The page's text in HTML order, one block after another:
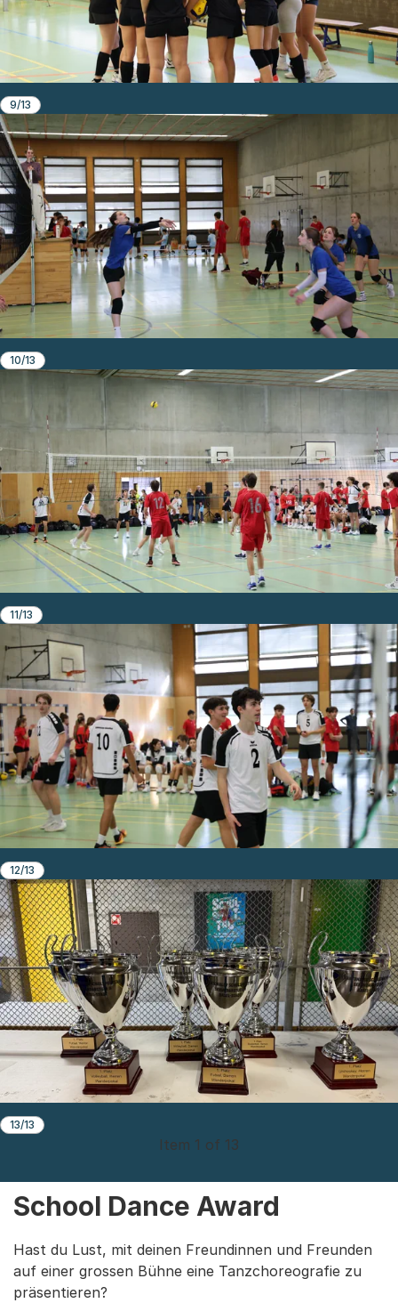
9/13
10/13
11/13
12/13
13/13
Item 1 of 13
School Dance Award
Hast du Lust, mit deinen Freundinnen und Freunden
auf einer grossen Bühne eine Tanzchoreografie zu
präsentieren?